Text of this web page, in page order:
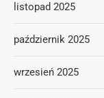
listopad 2025
październik 2025
wrzesień 2025